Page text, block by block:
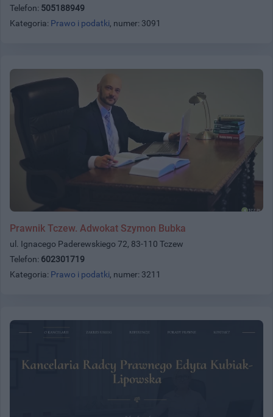
Telefon: 505188949
Kategoria: Prawo i podatki, numer: 3091
Prawnik Tczew. Adwokat Szymon Bubka
ul. Ignacego Paderewskiego 72, 83-110 Tczew
Telefon: 602301719
Kategoria: Prawo i podatki, numer: 3211